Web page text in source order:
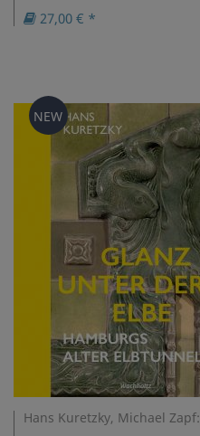
27,00 € *
NEW
Hans Kuretzky, Michael Zapf: